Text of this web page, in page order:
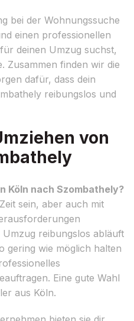
bei der Wohnungssuche
einen professionellen
deinen Umzug suchst,
Zusammen finden wir die
dafür, dass dein
reibungslos und
von
Köln nach Szombathely?
sein, aber auch mit
reibungslos abläuft
gering wie möglich halten
Eine gute Wahl
aus Köln.